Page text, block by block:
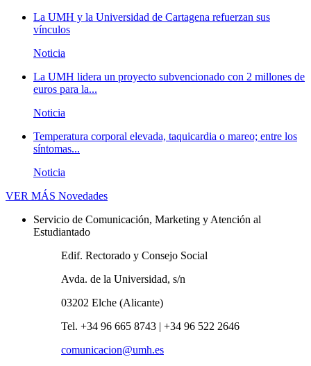
La UMH y la Universidad de Cartagena refuerzan sus
vínculos
Noticia
La UMH lidera un proyecto subvencionado con 2 millones de
euros para la...
Noticia
Temperatura corporal elevada, taquicardia o mareo; entre los
síntomas...
Noticia
VER MÁS Novedades
Servicio de Comunicación, Marketing y Atención al
Estudiantado
Edif. Rectorado y Consejo Social
Avda. de la Universidad, s/n
03202 Elche (Alicante)
Tel. +34 96 665 8743 | +34 96 522 2646
comunicacion@umh.es